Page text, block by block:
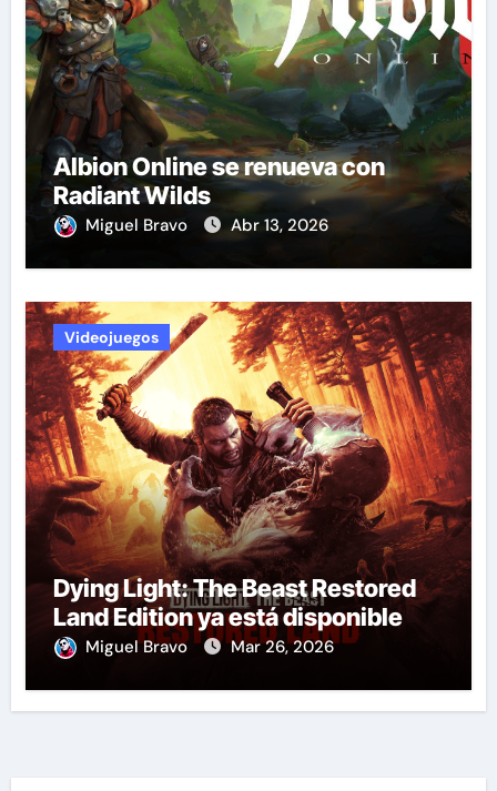
Albion Online se renueva con
Radiant Wilds
Miguel Bravo Abr 13, 2026
Videojuegos
Dying Light: The Beast Restored
Land Edition ya está disponible
Miguel Bravo Mar 26, 2026